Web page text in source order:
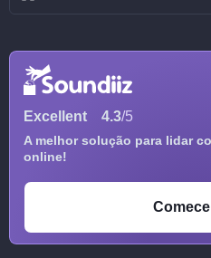
Excellent 4.3/5
A melhor solução para lidar
online!